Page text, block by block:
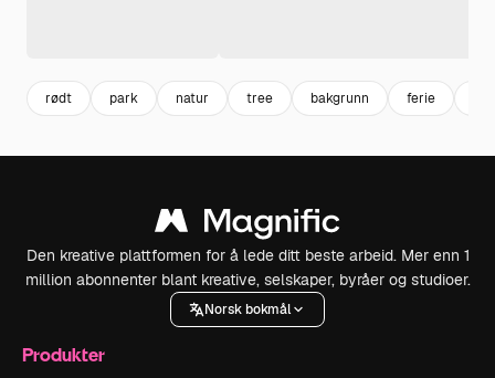
rødt park natur tree bakgrunn ferie
Den kreative plattformen for å lede ditt beste arbeid. Mer enn 1
million abonnenter blant kreative, selskaper, byråer og studioer.
Norsk bokmål
Produkter